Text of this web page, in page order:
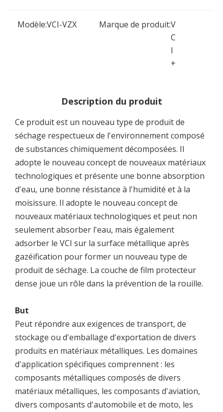
Modèle:VCI-VZX Marque de produit:V
C
I
+
Description du produit
Ce produit est un nouveau type de produit de
séchage respectueux de l'environnement composé
de substances chimiquement décomposées. Il
adopte le nouveau concept de nouveaux matériaux
technologiques et présente une bonne absorption
d'eau, une bonne résistance à l'humidité et à la
moisissure. Il adopte le nouveau concept de
nouveaux matériaux technologiques et peut non
seulement absorber l'eau, mais également
adsorber le VCI sur la surface métallique après
gazéification pour former un nouveau type de
produit de séchage. La couche de film protecteur
dense joue un rôle dans la prévention de la rouille.
But
Peut répondre aux exigences de transport, de
stockage ou d'emballage d'exportation de divers
produits en matériaux métalliques. Les domaines
d'application spécifiques comprennent : les
composants métalliques composés de divers
matériaux métalliques, les composants d'aviation,
divers composants d'automobile et de moto, les